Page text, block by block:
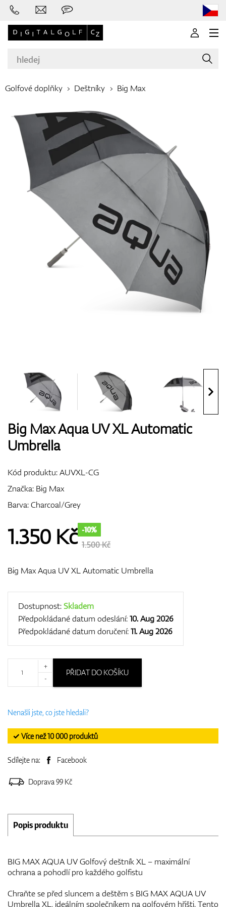
Značky
Golfové hole
Oblečení
Bagy
Doplňky
Golfové doplňky Deštníky Big Max
Big Max Aqua UV XL Automatic
Umbrella
Kód produktu:AUVXL-CG
Značka: Big Max
Barva: Charcoal/Grey
1.350 Kč -10%
1.500 Kč
Big Max Aqua UV XL Automatic Umbrella
Dostupnost:Skladem
Předpokládané datum odeslání:10. Aug 2026
Předpokládané datum doručení:11. Aug 2026
+
-
PŘIDAT DO KOŠÍKU
Nenašli jste, co jste hledali?
✓ Více než 10 000 produktů
Sdílejte na: Facebook
Doprava 99 Kč
Popis produktu
BIG MAX AQUA UV Golfový deštník XL – maximální
ochrana a pohodlí pro každého golfistu
Chraňte se před sluncem a deštěm s BIG MAX AQUA UV
Umbrella XL, ideálním společníkem na golfovém hřišti. Tento